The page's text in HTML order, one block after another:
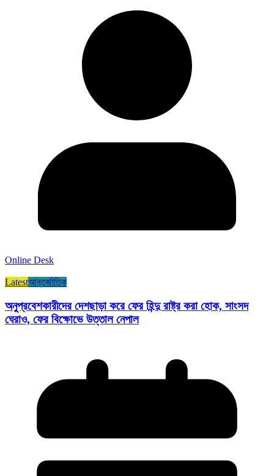
Online Desk
Latestআন্তর্জাতিক
অনুপ্রবেশকারীদের দেশছাড়া করে ফের হিন্দু রাষ্ট্র করা হোক, সাংসদ
ঘেরাও, ফের বিক্ষোভে উত্তাল নেপাল